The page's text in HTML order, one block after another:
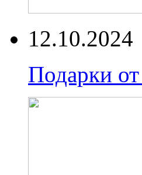
12.10.2024
Подарки